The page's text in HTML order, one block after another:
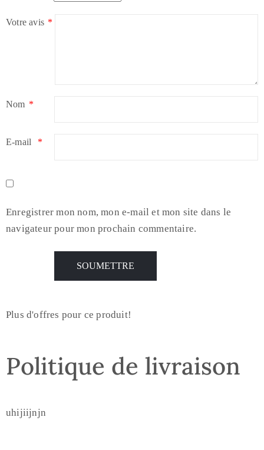
Votre avis *
Nom *
E-mail *
Enregistrer mon nom, mon e-mail et mon site dans le
navigateur pour mon prochain commentaire.
Plus d'offres pour ce produit!
Politique de livraison
uhijiijnjn